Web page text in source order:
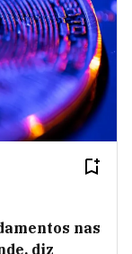
nas
diz